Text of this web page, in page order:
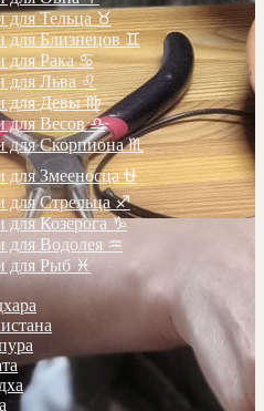
для Тельца ♉️
для Близнецов ♊️
для Рака ♋️
для Льва ♌️
для Девы ♍️
для Весов ♎️
для Скорпиона ♏️
для Змееносца ⛎
для Стрельца ♐️
Козерога ♑️
для Водолея ♒️
для Рыб ♓️